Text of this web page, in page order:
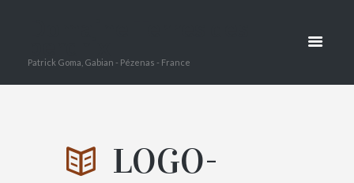
EUROPEEN
ATTACHMENT: LOGO-VIN-BIO-
Patrick Goma, Gabian - Pézenas - France
LOGO-